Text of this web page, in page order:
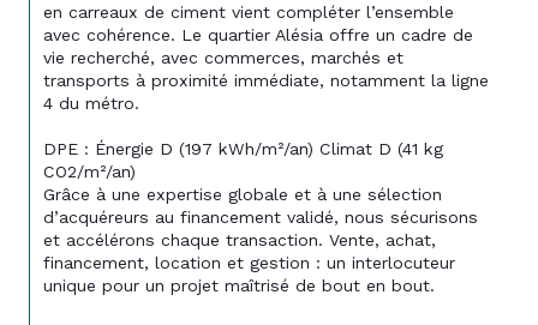
en carreaux de ciment vient compléter l’ensemble
avec cohérence. Le quartier Alésia offre un cadre de
vie recherché, avec commerces, marchés et
transports à proximité immédiate, notamment la ligne
4 du métro.
DPE : Énergie D (197 kWh/m²/an) Climat D (41 kg
CO2/m²/an)
Grâce à une expertise globale et à une sélection
d’acquéreurs au financement validé, nous sécurisons
et accélérons chaque transaction. Vente, achat,
financement, location et gestion : un interlocuteur
unique pour un projet maîtrisé de bout en bout.